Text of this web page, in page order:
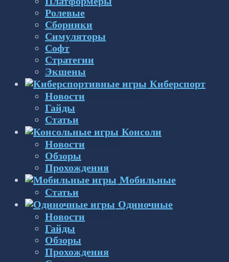
Ролевые
Сборники
Симуляторы
Софт
Стратегии
Экшены
Киберспорт
Новости
Гайды
Статьи
Консоли
Новости
Обзоры
Прохождения
Мобильные
Статьи
Одиночные
Новости
Гайды
Обзоры
Прохождения